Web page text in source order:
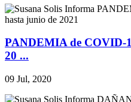
PANDEMIA de COVID-
20 ...
09 Jul, 2020